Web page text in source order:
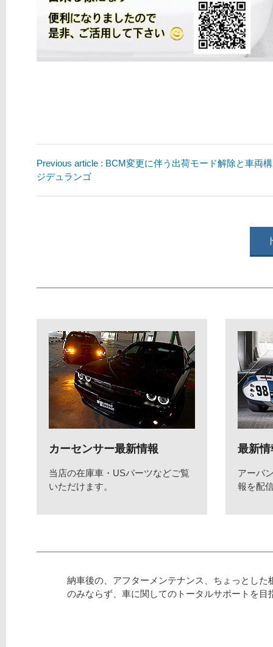
Previous article : BCM変更に伴う出荷モード解除と車両
ジデュランゴ
カーセンサー最新情報
当店の在庫車・USパーツなどご覧
いただけます。
最新情
アーバ
報を配
納車後の、アフターメンテナンス、ちょっとした
のみならず、車に関してのトータルサポートを目